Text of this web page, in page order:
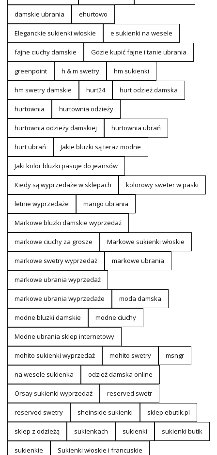
damskie ubrania ehurtowo
Eleganckie sukienki włoskie e sukienki na wesele
fajne ciuchy damskie Gdzie kupić fajne i tanie ubrania
greenpoint h & m swetry hm sukienki
hm swetry damskie hurt24 hurt odzież damska
hurtownia hurtownia odzieży
hurtownia odzieży damskiej hurtownia ubrań
hurt ubrań Jakie bluzki są teraz modne
Jaki kolor bluzki pasuje do jeansów
Kiedy są wyprzedaże w sklepach kolorowy sweter w paski
letnie wyprzedaże mango ubrania
Markowe bluzki damskie wyprzedaż
markowe ciuchy za grosze Markowe sukienki włoskie
markowe swetry wyprzedaż markowe ubrania
markowe ubrania wyprzedaż
markowe ubrania wyprzedaże moda damska
modne bluzki damskie modne ciuchy
Modne ubrania sklep internetowy
mohito sukienki wyprzedaż mohito swetry msngr
na wesele sukienka odzież damska online
Orsay sukienki wyprzedaż reserved swetr
reserved swetry sheinside sukienki sklep ebutik.pl
sklep z odzieżą sukienkach sukienki sukienki butik
sukienkie Sukienki włoskie i francuskie